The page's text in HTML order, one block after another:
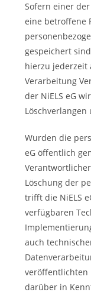
Sofern einer
eine betroffene
gespeichert
hierzu jederzeit
Verarbeitung
der NiELS eG
Wurden die
eG öffentlich
Löschung der
trifft die NiELS
verfügbaren
auch
veröffentlichten
darüber in